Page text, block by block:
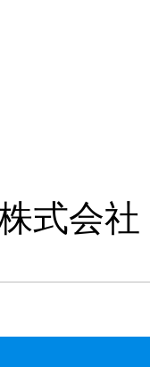
式会社